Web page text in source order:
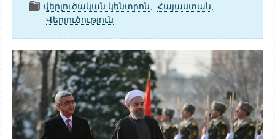
վերլուծական կենտրոն
Հայաստան
Վերլուծություն